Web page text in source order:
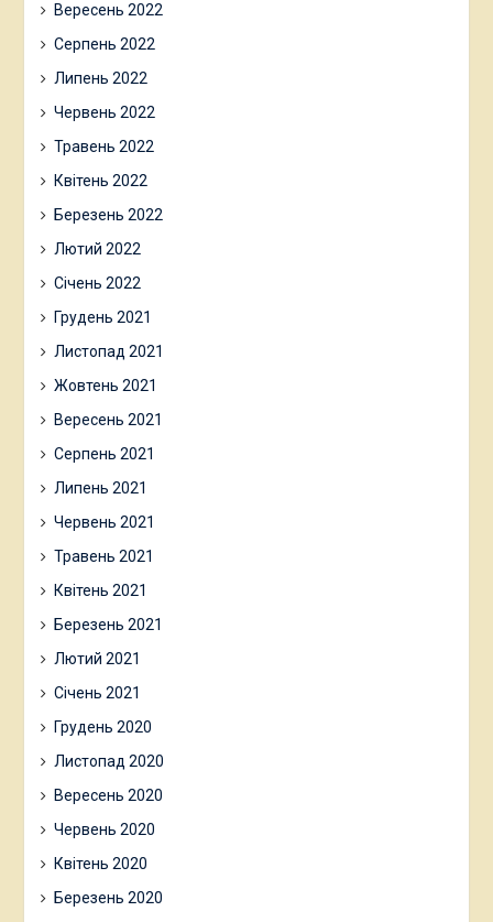
Вересень 2022
Серпень 2022
Липень 2022
Червень 2022
Травень 2022
Квітень 2022
Березень 2022
Лютий 2022
Січень 2022
Грудень 2021
Листопад 2021
Жовтень 2021
Вересень 2021
Серпень 2021
Липень 2021
Червень 2021
Травень 2021
Квітень 2021
Березень 2021
Лютий 2021
Січень 2021
Грудень 2020
Листопад 2020
Вересень 2020
Червень 2020
Квітень 2020
Березень 2020